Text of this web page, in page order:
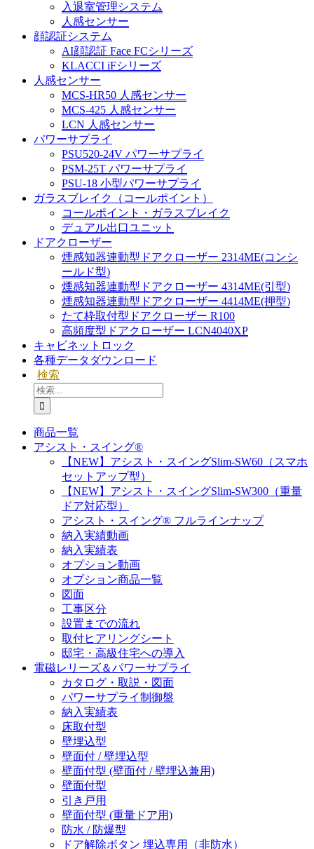
入退室管理システム
人感センサー
顔認証システム
AI顔認証 Face FCシリーズ
KLACCI iFシリーズ
人感センサー
MCS-HR50 人感センサー
MCS-425 人感センサー
LCN 人感センサー
パワーサプライ
PSU520-24V パワーサプライ
PSM-25T パワーサプライ
PSU-18 小型パワーサプライ
ガラスブレイク（コールポイント）
コールポイント・ガラスブレイク
デュアル出口ユニット
ドアクローザー
煙感知器連動型ドアクローザー 2314ME(コンシ
ールド型)
煙感知器連動型ドアクローザー 4314ME(引型)
煙感知器連動型ドアクローザー 4414ME(押型)
たて枠取付型ドアクローザー R100
高頻度型ドアクローザー LCN4040XP
キャビネットロック
各種データダウンロード
検索
検
索
…
商品一覧
アシスト・スイング®
【NEW】アシスト・スイングSlim-SW60（スマホ
セットアップ型）
【NEW】アシスト・スイングSlim-SW300（重量
ドア対応型）
アシスト・スイング® フルラインナップ
納入実績動画
納入実績表
オプション動画
オプション商品一覧
図面
工事区分
設置までの流れ
取付ヒアリングシート
邸宅・高級住宅への導入
電磁レリーズ＆パワーサプライ
カタログ・取説・図面
パワーサプライ制御盤
納入実績表
床取付型
壁埋込型
壁面付 / 壁埋込型
壁面付型 (壁面付 / 壁埋込兼用)
壁面付型
引き戸用
壁面付型 (重量ドア用)
防水 / 防爆型
ドア解除ボタン 埋込専用（非防水）